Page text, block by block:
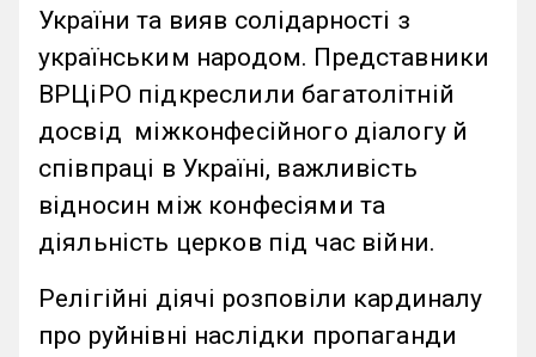
України та вияв солідарності з
українським народом. Представники
ВРЦіРО підкреслили багатолітній
досвід міжконфесійного діалогу й
співпраці в Україні, важливість
відносин між конфесіями та
діяльність церков під час війни.
Релігійні діячі розповіли кардиналу
про руйнівні наслідки пропаганди